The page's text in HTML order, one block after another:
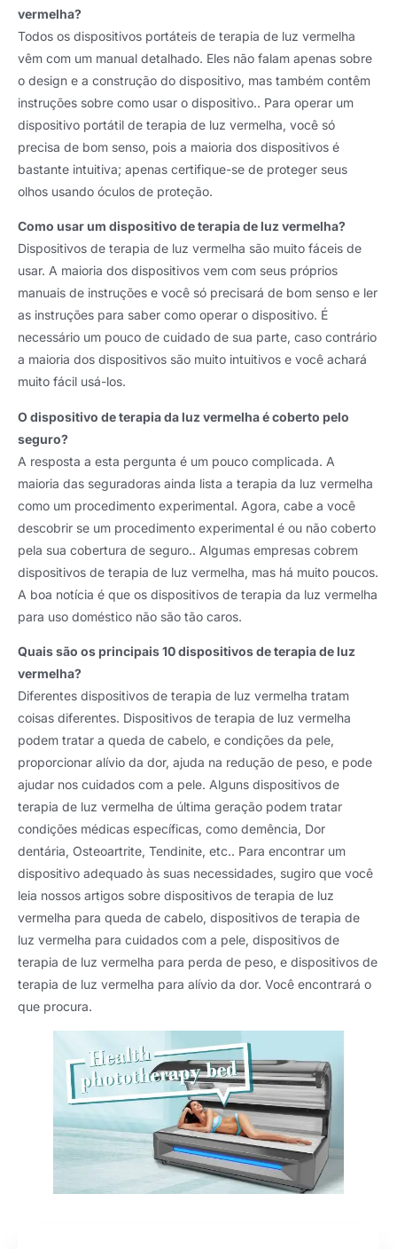
vermelha?
Todos os dispositivos portáteis de terapia de luz vermelha
vêm com um manual detalhado. Eles não falam apenas sobre
o design e a construção do dispositivo, mas também contêm
instruções sobre como usar o dispositivo.. Para operar um
dispositivo portátil de terapia de luz vermelha, você só
precisa de bom senso, pois a maioria dos dispositivos é
bastante intuitiva; apenas certifique-se de proteger seus
olhos usando óculos de proteção.
Como usar um dispositivo de terapia de luz vermelha?
Dispositivos de terapia de luz vermelha são muito fáceis de
usar. A maioria dos dispositivos vem com seus próprios
manuais de instruções e você só precisará de bom senso e ler
as instruções para saber como operar o dispositivo. É
necessário um pouco de cuidado de sua parte, caso contrário
a maioria dos dispositivos são muito intuitivos e você achará
muito fácil usá-los.
O dispositivo de terapia da luz vermelha é coberto pelo
seguro?
A resposta a esta pergunta é um pouco complicada. A
maioria das seguradoras ainda lista a terapia da luz vermelha
como um procedimento experimental. Agora, cabe a você
descobrir se um procedimento experimental é ou não coberto
pela sua cobertura de seguro.. Algumas empresas cobrem
dispositivos de terapia de luz vermelha, mas há muito poucos.
A boa notícia é que os dispositivos de terapia da luz vermelha
para uso doméstico não são tão caros.
Quais são os principais 10 dispositivos de terapia de luz
vermelha?
Diferentes dispositivos de terapia de luz vermelha tratam
coisas diferentes. Dispositivos de terapia de luz vermelha
podem tratar a queda de cabelo, e condições da pele,
proporcionar alívio da dor, ajuda na redução de peso, e pode
ajudar nos cuidados com a pele. Alguns dispositivos de
terapia de luz vermelha de última geração podem tratar
condições médicas específicas, como demência, Dor
dentária, Osteoartrite, Tendinite, etc.. Para encontrar um
dispositivo adequado às suas necessidades, sugiro que você
leia nossos artigos sobre dispositivos de terapia de luz
vermelha para queda de cabelo, dispositivos de terapia de
luz vermelha para cuidados com a pele, dispositivos de
terapia de luz vermelha para perda de peso, e dispositivos de
terapia de luz vermelha para alívio da dor. Você encontrará o
que procura.